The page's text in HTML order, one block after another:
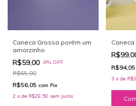
Caneca Grossa porém um
amorzinho
R$59,00 -9% OFF
R$65,00
R$56,05 com Pix
2 xde R$29,50 sem juros
Caneca
R$94,05
3 xde